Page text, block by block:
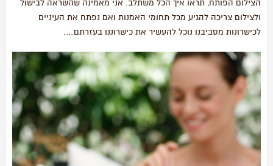
הצילום הפותח, תראו איך הכל משתלב. אני מאמינה שהשראה לבישול
ולצילום צריכה להגיע מכל תחומי האמנות ואם נפתח את העיניים
לכישרונות מסביבנו נוכל להעשיר את כישרוננו בעזרתם….